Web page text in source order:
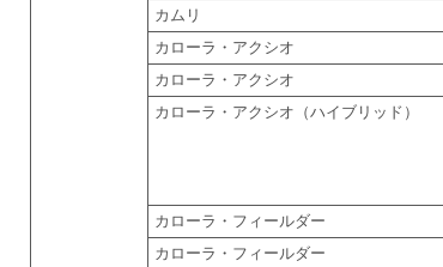
カムリ
カローラ・アクシオ
カローラ・アクシオ
カローラ・アクシオ（ハイブリッド）
カローラ・フィールダー
カローラ・フィールダー